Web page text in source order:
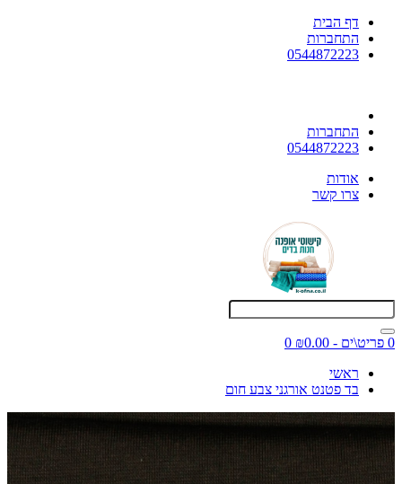
דף הבית
התחברות
0544872223
התחברות
0544872223
אודות
צרו קשר
0 פריט\ים - ₪0.00
0
ראשי
בד פטנט אורגני צבע חום